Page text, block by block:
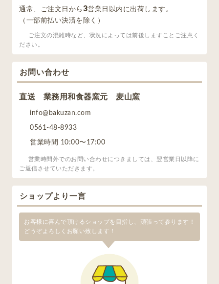
通常、ご注文日から 3営業日以内に出荷します。
（一部前払い決済を除く）
ご注文の混雑時など、状況によっては前後しますことご注意く
ださい。
お問い合わせ
直送 業務用和食器窯元 麦山窯
info@bakuzan.com
0561-48-8933
営業時間 10:00〜17:00
営業時間外でのお問い合わせにつきましては、翌営業日以降に
ご返信させていただきます。
ショップより一言
お客様に喜んで頂けるショップを目指し、頑張って参ります！
どうぞよろしくお願い致します！